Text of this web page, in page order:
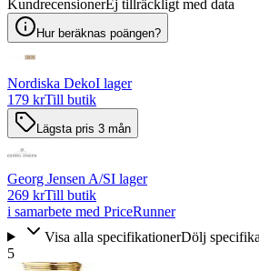
KundrecensionerEj tillräckligt med data
Hur beräknas poängen?
Nordiska DekoI lager
179 krTill butik
Lägsta pris 3 mån
Georg Jensen A/SI lager
269 krTill butik
i samarbete med PriceRunner
Visa alla specifikationerDölj
5